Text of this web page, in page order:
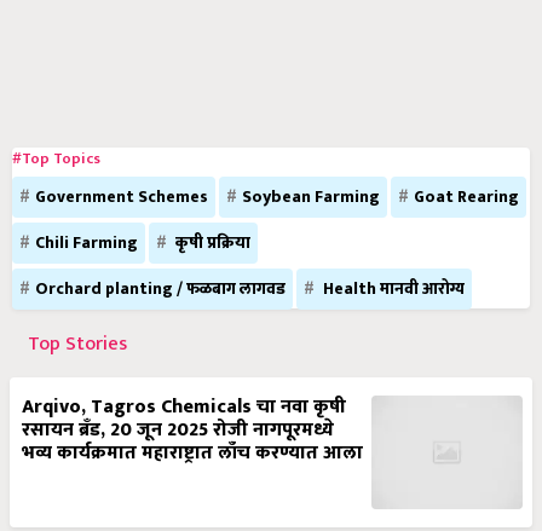
#Top Topics
Government Schemes Soybean Farming
Goat Rearing
Chili Farming
कृषी प्रक्रिया
Orchard planting / फळबाग लागवड
Health मानवी आरोग्य
Top Stories
Arqivo, Tagros Chemicals चा नवा कृषी
रसायन ब्रँड, 20 जून 2025 रोजी नागपूरमध्ये
भव्य कार्यक्रमात महाराष्ट्रात लाँच करण्यात आला